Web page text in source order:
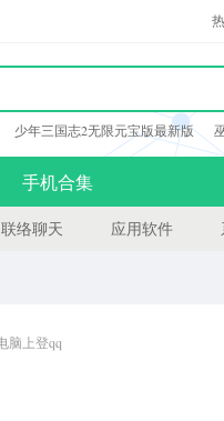
少年三国志2无限元宝版最新版
手机合集
联络聊天 应用软件
脑上登qq